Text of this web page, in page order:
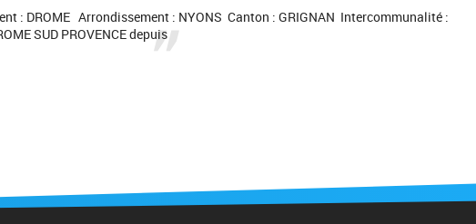
: DROME Arrondissement : NYONS Canton : GRIGNAN Intercommunalité :
SUD PROVENCE depuis